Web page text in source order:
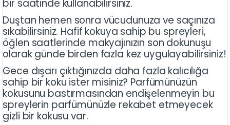
bir saatinde kullanabilirsiniz.
Duştan hemen sonra vücudunuza ve saçınıza
sıkabilirsiniz. Hafif kokuya sahip bu spreyleri,
öğlen saatlerinde makyajınızın son dokunuşu
olarak günde birden fazla kez uygulayabilirsiniz!
Gece dışarı çıktığınızda daha fazla kalıcılığa
sahip bir koku ister misiniz? Parfümünüzün
kokusunu bastırmasından endişelenmeyin bu
spreylerin parfümünüzle rekabet etmeyecek
gizli bir kokusu var.